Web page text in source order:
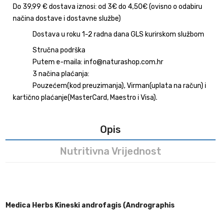
Do 39,99 € dostava iznosi: od 3€ do 4,50€ (ovisno o odabiru
načina dostave i dostavne službe)
Dostava u roku 1-2 radna dana GLS kurirskom službom
Stručna podrška
Putem e-maila: info@naturashop.com.hr
3 načina plaćanja:
Pouzećem(kod preuzimanja), Virman(uplata na račun) i
kartično plaćanje(MasterCard, Maestro i Visa).
Opis
Nutritivna Vrijednost
Medica Herbs Kineski androfagis (Andrographis